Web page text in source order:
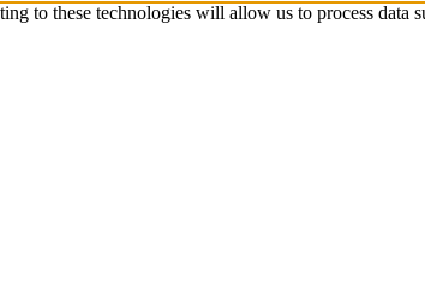
to these technologies will allow us to process data